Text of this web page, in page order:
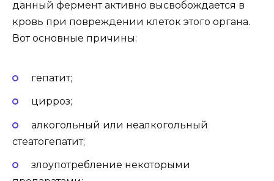
данный фермент активно высвобождается в
кровь при повреждении клеток этого органа.
Вот основные причины:
гепатит;
цирроз;
алкогольный или неалкогольный
стеатогепатит;
злоупотребление некоторыми